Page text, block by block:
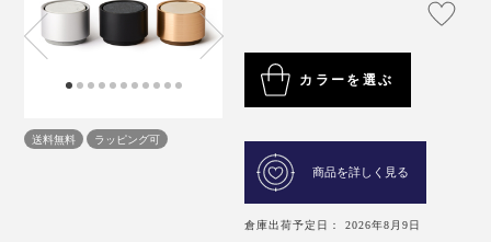
送料無料 ラッピング可
カラーを選ぶ
商品を詳しく見る
倉庫出荷予定日： 2026年8月9日